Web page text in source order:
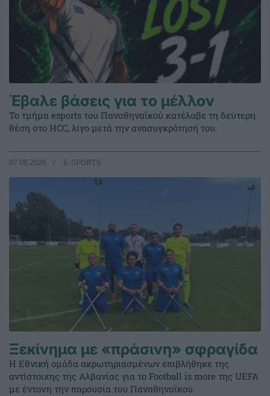
Έβαλε βάσεις για το μέλλον
Το τμήμα esports του Παναθηναϊκού κατέλαβε τη δεύτερη
θέση στο HCC, λίγο μετά την ανασυγκρότησή του.
07.08.2026 E-SPORTS
Ξεκίνημα με «πράσινη» σφραγίδα
Η Εθνική ομάδα ακρωτηριασμένων επιβλήθηκε της
αντίστοιχης της Αλβανίας για το Football is more της UEFA
με έντονη την παρουσία του Παναθηναϊκού.